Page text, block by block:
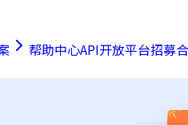
帮助中心API开放平台招募